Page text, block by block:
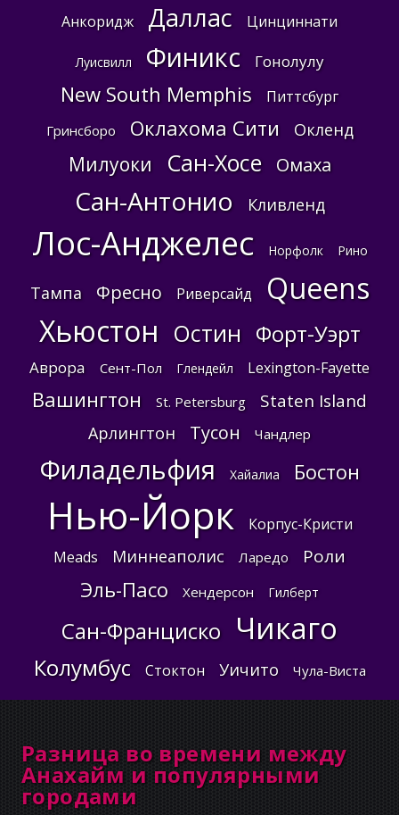
Анкоридж Даллас Цинциннати
Луисвилл Финикс Гонолулу
New South Memphis Питтсбург
Гринсборо Оклахома Сити Окленд
Милуоки Сан-Хосе Омаха
Сан-Антонио Кливленд
Лос-Анджелес Норфолк Рино
Тампа Фресно Риверсайд
Queens
Хьюстон Остин Форт-Уэрт
Аврора Сент-Пол Глендейл Lexington-Fayette
Вашингтон St. Petersburg Staten Island
Арлингтон Тусон Чандлер
Филадельфия Хайалиа Бостон
Нью-Йорк
Корпус-Кристи
Meads
Миннеаполис Ларедо Роли
Эль-Пасо Хендерсон Гилберт
Сан-Франциско Чикаго
Колумбус Стоктон Уичито Чула-Виста
Разница во времени между
Анахайм и популярными
городами